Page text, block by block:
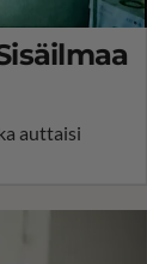
auttaisi